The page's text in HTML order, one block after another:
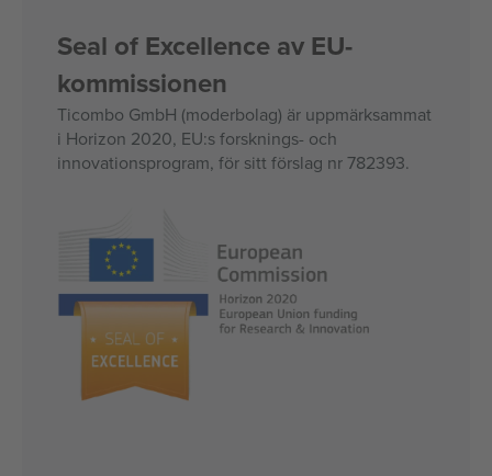
Seal of Excellence av EU-
kommissionen
Ticombo GmbH (moderbolag) är uppmärksammat
i Horizon 2020, EU:s forsknings- och
innovationsprogram, för sitt förslag nr 782393.